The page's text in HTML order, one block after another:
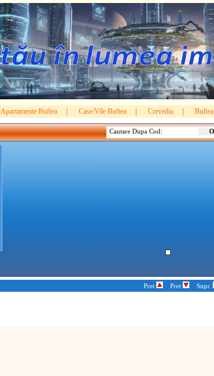
Apartamente Buftea Case/Vile Buftea Crevedia Buftea
Cautare Dupa Cod:
Pret Pret Supr.